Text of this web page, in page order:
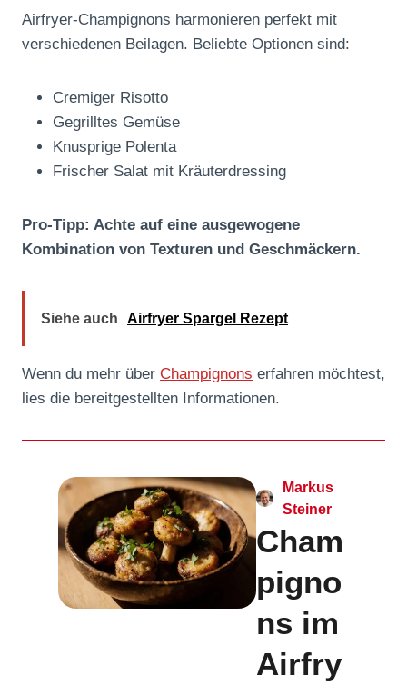
Airfryer-Champignons harmonieren perfekt mit
verschiedenen Beilagen. Beliebte Optionen sind:
Cremiger Risotto
Gegrilltes Gemüse
Knusprige Polenta
Frischer Salat mit Kräuterdressing
Pro-Tipp: Achte auf eine ausgewogene
Kombination von Texturen und Geschmäckern.
Siehe auch Airfryer Spargel Rezept
Wenn du mehr über Champignons erfahren möchtest,
lies die bereitgestellten Informationen.
Markus
Steiner
Cham
pigno
ns im
Airfry